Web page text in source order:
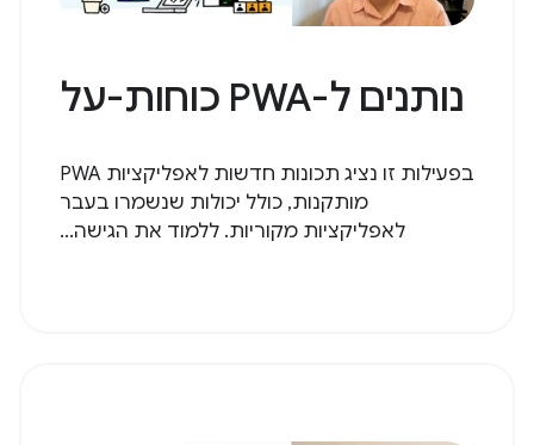
נותנים ל-PWA כוחות-על
בפעילות זו נציג תכונות חדשות לאפליקציות PWA
מותקנות, כולל יכולות שנשמרו בעבר
לאפליקציות מקוריות. ללמוד את הגישה...